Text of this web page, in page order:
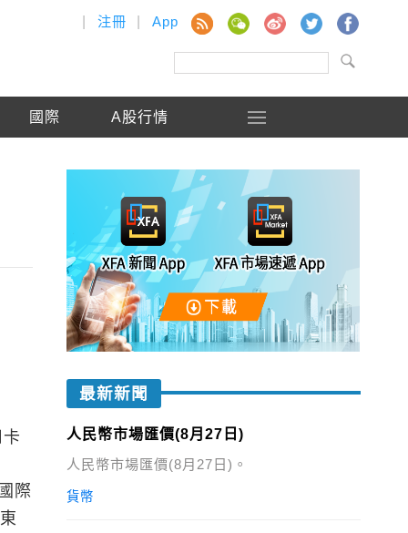
注冊 App
國際 A股行情
際
最新新聞
人民幣市場匯價(8月27日)
人民幣市場匯價(8月27日)。
貨幣